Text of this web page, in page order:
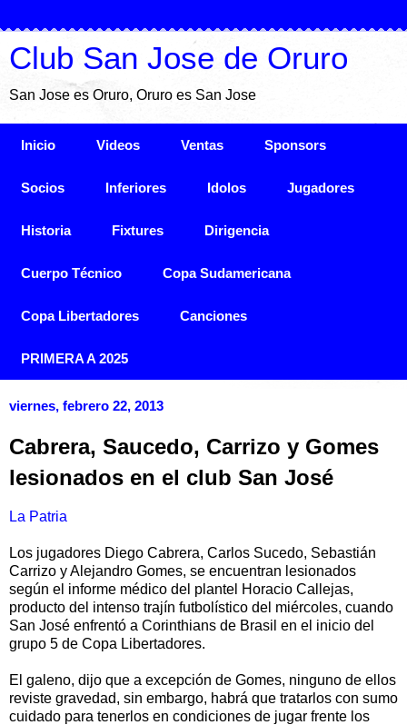
Club San Jose de Oruro
San Jose es Oruro, Oruro es San Jose
Inicio Videos Ventas Sponsors
Socios Inferiores Idolos Jugadores
Historia Fixtures Dirigencia
Cuerpo Técnico Copa Sudamericana
Copa Libertadores Canciones
PRIMERA A 2025
viernes, febrero 22, 2013
Cabrera, Saucedo, Carrizo y Gomes
lesionados en el club San José
La Patria
Los jugadores Diego Cabrera, Carlos Sucedo, Sebastián
Carrizo y Alejandro Gomes, se encuentran lesionados
según el informe médico del plantel Horacio Callejas,
producto del intenso trajín futbolístico del miércoles, cuando
San José enfrentó a Corinthians de Brasil en el inicio del
grupo 5 de Copa Libertadores.
El galeno, dijo que a excepción de Gomes, ninguno de ellos
reviste gravedad, sin embargo, habrá que tratarlos con sumo
cuidado para tenerlos en condiciones de jugar frente los